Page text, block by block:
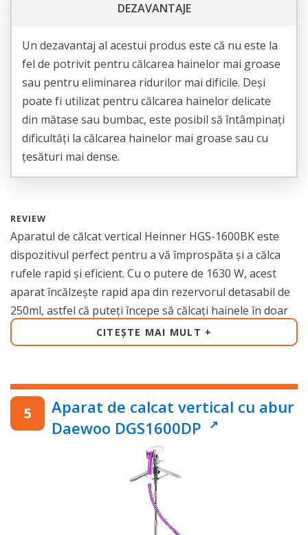
DEZAVANTAJE
Un dezavantaj al acestui produs este că nu este la
fel de potrivit pentru călcarea hainelor mai groase
sau pentru eliminarea ridurilor mai dificile. Deși
poate fi utilizat pentru călcarea hainelor delicate
din mătase sau bumbac, este posibil să întâmpinați
dificultăți la călcarea hainelor mai groase sau cu
țesături mai dense.
REVIEW
Aparatul de călcat vertical Heinner HGS-1600BK este
dispozitivul perfect pentru a vă împrospăta și a călca
rufele rapid și eficient. Cu o putere de 1630 W, acest
aparat încălzește rapid apa din rezervorul detasabil de
250ml, astfel că puteți începe să călcați hainele în doar
masă sau sa desfășurați tabla de călcat, deoarece puteți
călca hainele direct în șifonier sau pe umeras. Mai mult
decât atât, aparatul este extrem de ușor și compact,
fiind ușor de manevrat și depozitat.
Datorită faptului că puteți călca hainele pe verticală,
aparatul este perfect pentru hainele delicate, precum
cele din mătase sau bumbac. În plus, acesta poate fi
folosit și pentru a îndepărta mirosurile neplăcute din
CITEȘTE MAI MULT
Aparat de calcat vertical cu abur
Daewoo DGS1600DP